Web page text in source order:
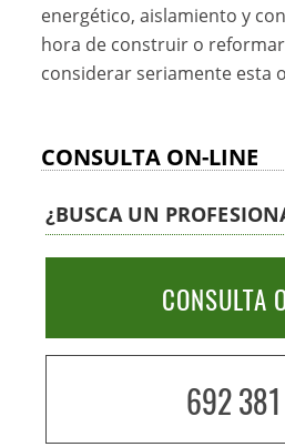
energético, aislamiento y
hora de construir o
considerar seriamente esta
CONSULTA ON-LINE
¿BUSCA UN
CONSULTA
692